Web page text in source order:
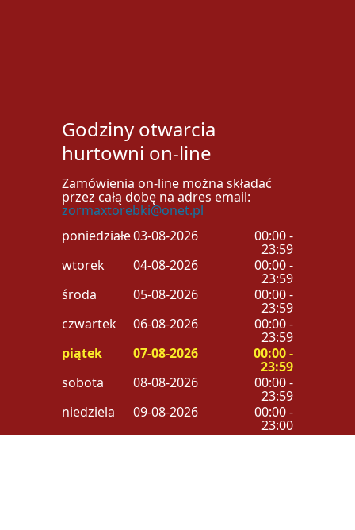
Godziny otwarcia
hurtowni on-line
Zamówienia on-line można składać
przez całą dobę na adres email:
zormaxtorebki@onet.pl
poniedziałek03-08-2026 00:00 -
23:59
wtorek
04-08-2026 00:00 -
23:59
środa
05-08-2026 00:00 -
23:59
czwartek
06-08-2026 00:00 -
23:59
piątek
07-08-2026 00:00 -
23:59
sobota
08-08-2026 00:00 -
23:59
niedziela
09-08-2026 00:00 -
23:00